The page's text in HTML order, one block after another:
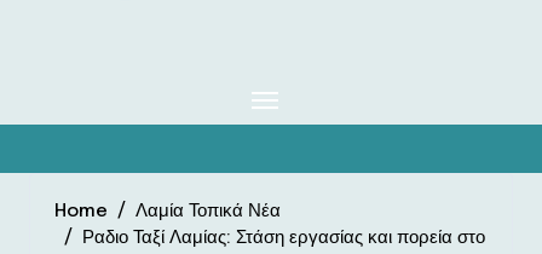
Home
Λαμία Τοπικά Νέα
Ραδιο Ταξί Λαμίας: Στάση εργασίας και πορεία στο